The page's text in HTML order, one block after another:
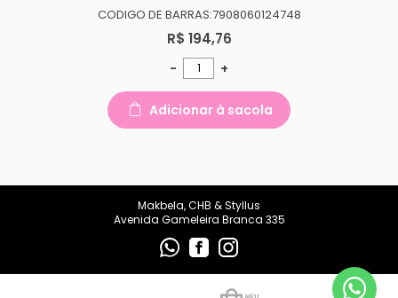
CODIGO DE BARRAS:7908060124748
R$ 194,76
- +
Adicionar à sacola
Makbela, CHB & Styllus
Avenida Gameleira Branca 335